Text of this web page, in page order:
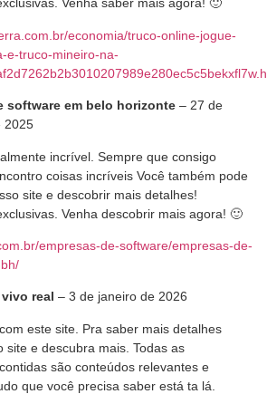
Venha saber mais agora! 🙂
economia/truco-online-jogue-
e-truco-mineiro-na-
software em belo horizonte – 27 de
2025
incrível. Sempre que consigo
coisas incríveis Você também pode
site e descobrir mais detalhes!
Venha descobrir mais agora! 🙂
empresas-de-software/empresas-de-
real – 3 de janeiro de 2026
este site. Pra saber mais detalhes
site e descubra mais. Todas as
são conteúdos relevantes e
que você precisa saber está ta lá.